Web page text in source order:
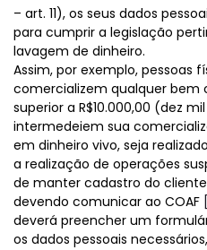
– art. 11), os seus dados
para cumprir a legislação
lavagem de dinheiro.
Assim, por exemplo, pessoas
comercializem qualquer bem
superior a R$10.000,00 (dez
intermedeiem sua
em dinheiro vivo, seja
a realização de operações
de manter cadastro do
devendo comunicar ao COAF
deverá preencher um
os dados pessoais